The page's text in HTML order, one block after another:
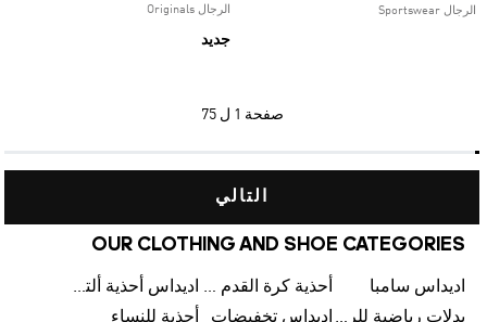
الرجال Sportswear الرجال Originals
جديد
صفحة 1 ل 75
التالي
OUR CLOTHING AND SHOE CATEGORIES
اديداس سامبا أحذية كرة القدم للرجال
اديداس أحذية ألترا بوست للرجال
بدلات رياضية للرجال اديداس تخفيضات
أحذية للنساء